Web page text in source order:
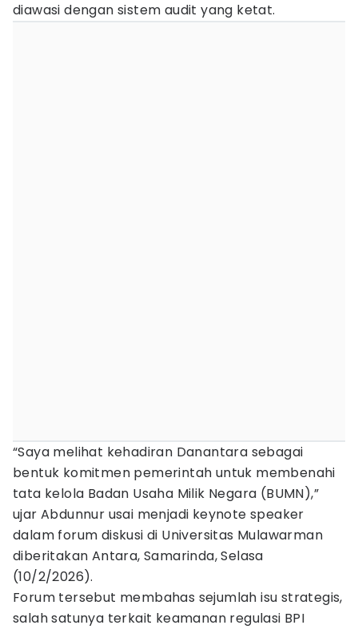
diawasi dengan sistem audit yang ketat.
“Saya melihat kehadiran Danantara sebagai
bentuk komitmen pemerintah untuk membenahi
tata kelola Badan Usaha Milik Negara (BUMN),”
ujar Abdunnur usai menjadi keynote speaker
dalam forum diskusi di Universitas Mulawarman
diberitakan Antara, Samarinda, Selasa
(10/2/2026).
Forum tersebut membahas sejumlah isu strategis,
salah satunya terkait keamanan regulasi BPI